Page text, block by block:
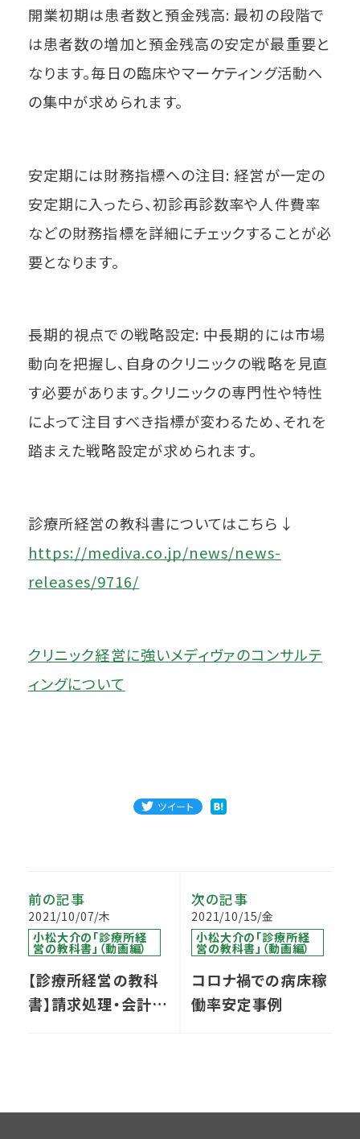
開業初期は患者数と預金残高: 最初の段階で
は患者数の増加と預金残高の安定が最重要と
なります。毎日の臨床やマーケティング活動へ
の集中が求められます。
安定期には財務指標への注目: 経営が一定の
安定期に入ったら、初診再診数率や人件費率
などの財務指標を詳細にチェックすることが必
要となります。
長期的視点での戦略設定: 中長期的には市場
動向を把握し、自身のクリニックの戦略を見直
す必要があります。クリニックの専門性や特性
によって注目すべき指標が変わるため、それを
踏まえた戦略設定が求められます。
診療所経営の教科書についてはこちら↓
https://mediva.co.jp/news/news-
releases/9716/
クリニック経営に強いメディヴァのコンサルテ
ィングについて
ツイート
前の記事
2021/10/07/木
小松大介の「診療所経
営の教科書」（動画編）
【診療所経営の教科
書】請求処理・会計・
次の記事
2021/10/15/金
小松大介の「診療所経
営の教科書」（動画編）
コロナ禍での病床稼
働率安定事例